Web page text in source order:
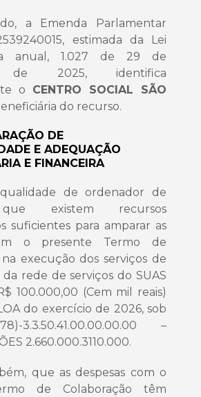
a Emenda Parlamentar
estimada da Lei
anual, 1.027 de 29 de
de 2025, identifica
o CENTRO SOCIAL SÃO
do recurso.
DE
E ADEQUAÇÃO
E FINANCEIRA
de ordenador de
que existem recursos
suficientes para amparar as
o presente Termo de
na execução dos serviços de
rede de serviços do SUAS
100.000,00 (Cem mil reais)
do exercício de 2026, sob
3.3.50.41.00.00.00.00 –
2.660.000.3110.000.
que as despesas com o
de Colaboração têm